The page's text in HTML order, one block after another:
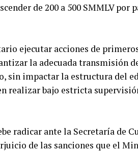
de 200 a 500 SMMLV por
ejecutar acciones de
la adecuada transmisión
sin impactar la estructura del
realizar bajo estricta
radicar ante la Secretaría de
de las sanciones que el